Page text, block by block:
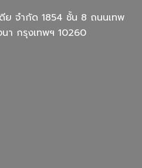
ย จํากัด 1854 ชั้น 8 ถนนเทพ
า กรุงเทพฯ 10260